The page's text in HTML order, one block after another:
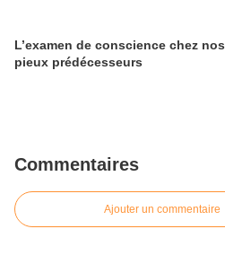
L’examen de conscience chez nos
pieux prédécesseurs
Commentaires
Ajouter un commentaire